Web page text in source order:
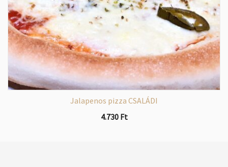
Jalapenos pizza CSALÁDI
4.730 Ft